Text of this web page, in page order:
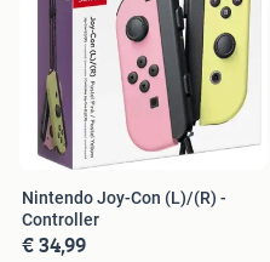
Nintendo Joy-Con (L)/(R) -
Controller
€ 34,99